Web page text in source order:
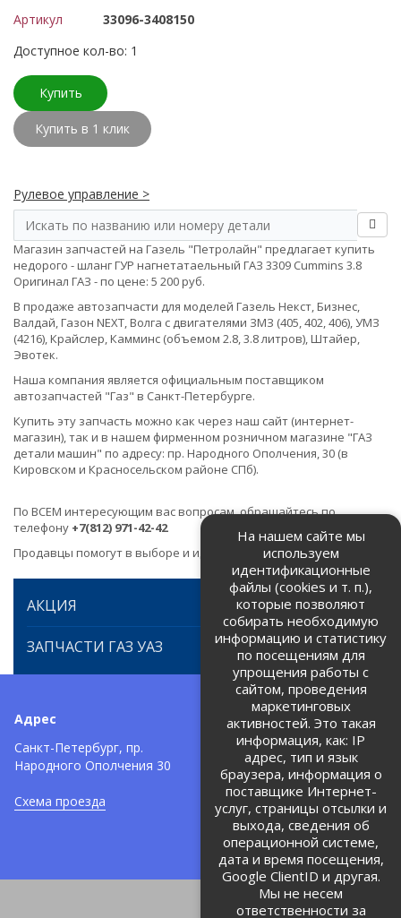
Артикул
33096-3408150
Доступное кол-во: 1
Купить
Купить в 1 клик
Рулевое управление >
Магазин запчастей на Газель "Петролайн" предлагает купить
недорого - шланг ГУР нагнетатаельный ГАЗ 3309 Cummins 3.8
Оригинал ГАЗ - по цене: 5 200 руб.
В продаже автозапчасти для моделей Газель Некст, Бизнес,
Валдай, Газон NEXT, Волга с двигателями ЗМЗ (405, 402, 406), УМЗ
(4216), Крайслер, Камминс (объемом 2.8, 3.8 литров), Штайер,
Эвотек.
Наша компания является официальным поставщиком
автозапчастей "Газ" в Санкт-Петербурге.
Купить эту запчасть можно как через наш сайт (интернет-
магазин), так и в нашем фирменном розничном магазине "ГАЗ
детали машин" по адресу: пр. Народного Ополчения, 30 (в
Кировском и Красносельском районе СПб).
По ВСЕМ интересующим вас вопросам, обращайтесь по
телефону +7(812) 971-42-42
Продавцы помогут в выборе и идентификации товара.
АКЦИЯ
ЗАПЧАСТИ ГАЗ УАЗ
Адрес
Санкт-Петербург, пр.
Народного Ополчения 30
Схема проезда
Телефоны:
+7 (812) 971-42-42
Политика об обработке и
защите персональных данных
Соглашение на обработку
персональных данных
На нашем сайте мы
используем
идентификационные
файлы (cookies и т. п.),
которые позволяют
собирать необходимую
информацию и статистику
по посещениям для
упрощения работы с
сайтом, проведения
маркетинговых
активностей. Это такая
информация, как: IP
адрес, тип и язык
браузера, информация о
поставщике Интернет-
услуг, страницы отсылки и
выхода, сведения об
операционной системе,
дата и время посещения,
Google ClientID и другая.
Мы не несем
ответственности за